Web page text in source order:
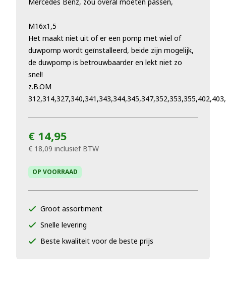
M16x1,5
Het maakt niet uit of er een pomp met wiel of
duwpomp wordt geïnstalleerd, beide zijn mogelijk,
de duwpomp is betrouwbaarder en lekt niet zo
snel!
z.B.OM
€ 14,95
€ 18,09 inclusief BTW
OP VOORRAAD
Groot assortiment
Snelle levering
Beste kwaliteit voor de beste prijs